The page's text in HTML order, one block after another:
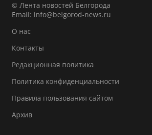
© Лента новостей Белгорода
Email: info@belgorod-news.ru
О нас
Контакты
Редакционная политика
Политика конфиденциальности
Правила пользования сайтом
Архив